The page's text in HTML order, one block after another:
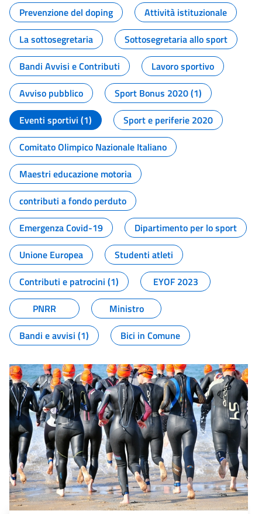
Prevenzione del doping
Attività istituzionale
La sottosegretaria
Sottosegretaria allo sport
Bandi Avvisi e Contributi
Lavoro sportivo
Avviso pubblico
Sport Bonus 2020 (1)
Eventi sportivi (1)
Sport e periferie 2020
Comitato Olimpico Nazionale Italiano
Maestri educazione motoria
contributi a fondo perduto
Emergenza Covid-19
Dipartimento per lo sport
Unione Europea
Studenti atleti
Contributi e patrocini (1)
EYOF 2023
PNRR
Ministro
Bandi e avvisi (1)
Bici in Comune